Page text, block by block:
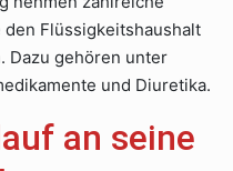
Flüssigkeitshaushalt
Dazu gehören unter
und Diuretika.
an seine